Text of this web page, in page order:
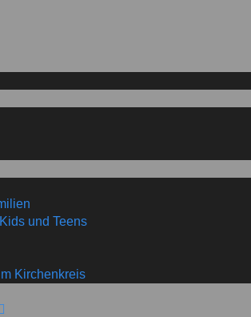
und Teens
Kirchenkreis